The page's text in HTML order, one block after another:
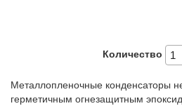
Металлопленочные конденсаторы
герметичным огнезащитным
Количество